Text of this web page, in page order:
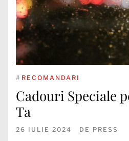
# RECOMANDARI
Cadouri Speciale
Ta
26 IULIE 2024 DE PRESS